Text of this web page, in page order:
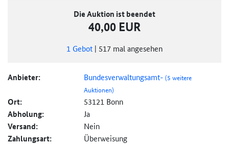
Die Auktion ist beendet
40,00 EUR
1 Gebot | 517 mal angesehen
Anbieter: Bundesverwaltungsamt-(5 weitere
Auktionen)
Ort: 53121 Bonn
Abholung: Ja
Versand: Nein
Zahlungsart: Überweisung